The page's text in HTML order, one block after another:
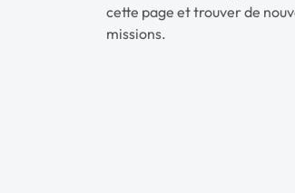
cette page et trouver de
missions.